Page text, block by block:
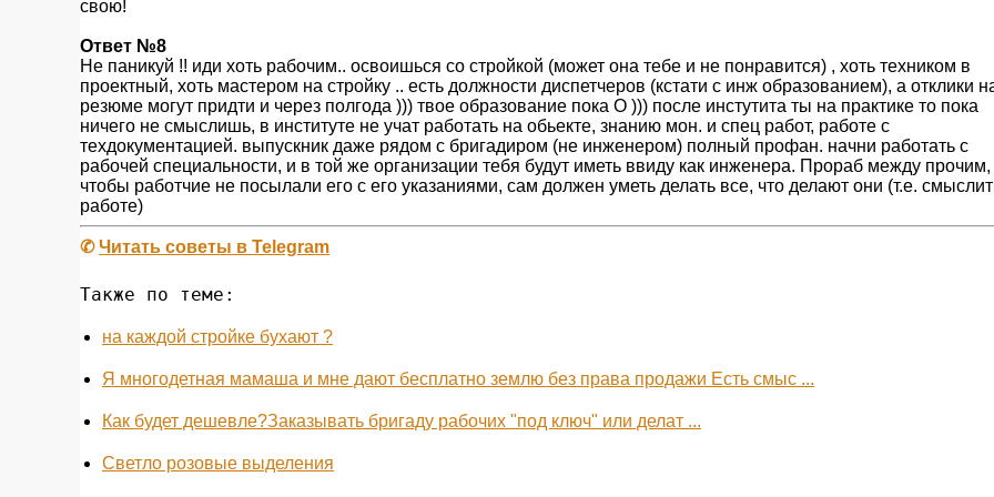
свою!
Ответ №8
Не паникуй !! иди хоть рабочим.. освоишься со стройкой (может она тебе и не понравится) , хоть техником в
проектный, хоть мастером на стройку .. есть должности диспетчеров (кстати с инж образованием), а отклики
резюме могут придти и через полгода ))) твое образование пока О ))) после инстутита ты на практике то пока
ничего не смыслишь, в институте не учат работать на обьекте, знанию мон. и спец работ, работе с
техдокументацией. выпускник даже рядом с бригадиром (не инженером) полный профан. начни работать с
рабочей специальности, и в той же организации тебя будут иметь ввиду как инженера. Прораб между прочим,
чтобы работчие не посылали его с его указаниями, сам должен уметь делать все, что делают они (т.е.
работе)
✆Читать советы в Telegram
Также по теме:
на каждой стройке бухают ?
Я многодетная мамаша и мне дают бесплатно землю без права продажи Есть смыс ...
Как будет дешевле?Заказывать бригаду рабочих "под ключ" или делат ...
Светло розовые выделения